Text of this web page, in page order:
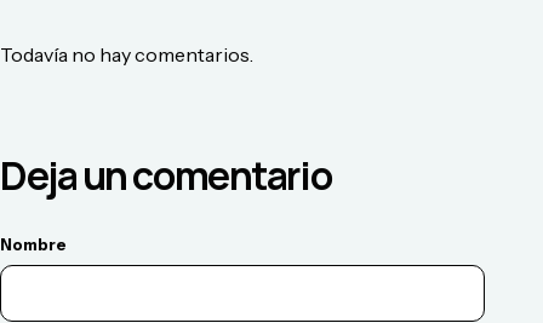
Todavía no hay comentarios.
Deja un comentario
Nombre